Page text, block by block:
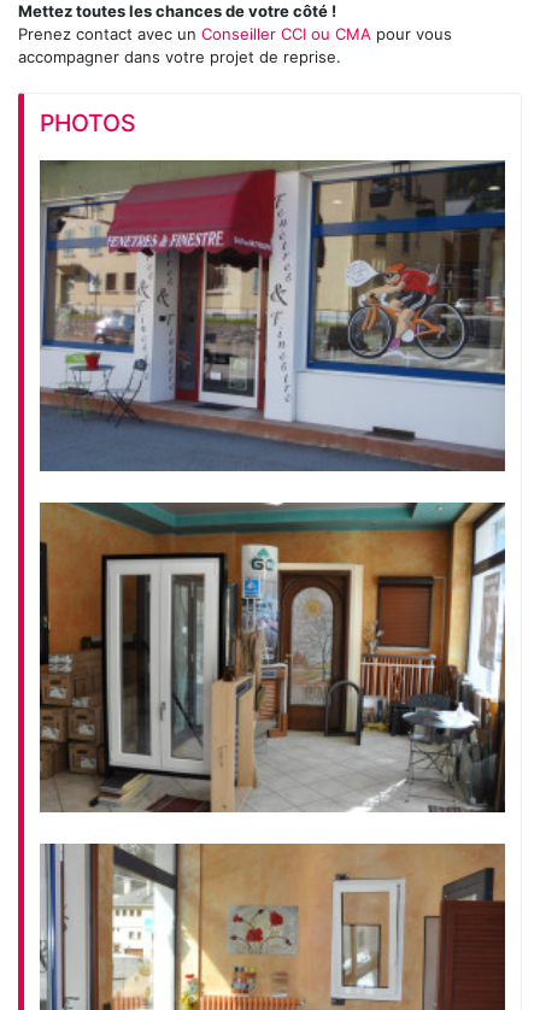
Mettez toutes les chances de votre côté !
Prenez contact avec un Conseiller CCI ou CMA pour vous
accompagner dans votre projet de reprise.
PHOTOS